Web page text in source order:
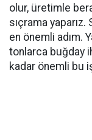
olur, üretimle
sıçrama
en önemli adım.
tonlarca buğday
kadar önemli bu